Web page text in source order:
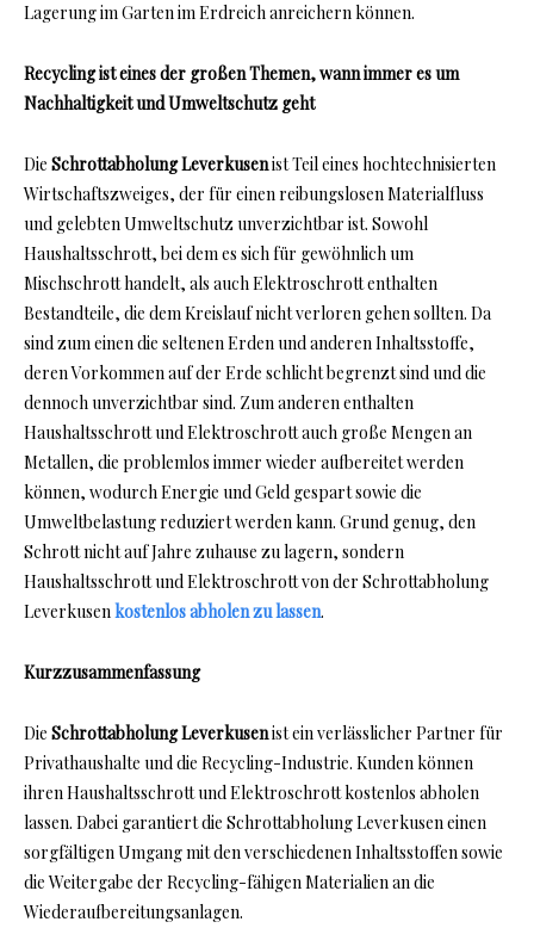
Lagerung im Garten im Erdreich anreichern können.
Recycling ist eines der großen Themen, wann immer es um
Nachhaltigkeit und Umweltschutz geht
Die Schrottabholung Leverkusenist Teil eines hochtechnisierten
Wirtschaftszweiges, der für einen reibungslosen Materialfluss
und gelebten Umweltschutz unverzichtbar ist. Sowohl
Haushaltsschrott, bei dem es sich für gewöhnlich um
Mischschrott handelt, als auch Elektroschrott enthalten
Bestandteile, die dem Kreislauf nicht verloren gehen sollten. Da
sind zum einen die seltenen Erden und anderen Inhaltsstoffe,
deren Vorkommen auf der Erde schlicht begrenzt sind und die
dennoch unverzichtbar sind. Zum anderen enthalten
Haushaltsschrott und Elektroschrott auch große Mengen an
Metallen, die problemlos immer wieder aufbereitet werden
können, wodurch Energie und Geld gespart sowie die
Umweltbelastung reduziert werden kann. Grund genug, den
Schrott nicht auf Jahre zuhause zu lagern, sondern
Haushaltsschrott und Elektroschrott von der Schrottabholung
Leverkusenkostenlos abholen zu lassen.
Kurzzusammenfassung
Die Schrottabholung Leverkusenist ein verlässlicher Partner für
Privathaushalte und die Recycling-Industrie. Kunden können
ihren Haushaltsschrott und Elektroschrott kostenlos abholen
lassen. Dabei garantiert die Schrottabholung Leverkusen einen
sorgfältigen Umgang mit den verschiedenen Inhaltsstoffen sowie
die Weitergabe der Recycling-fähigen Materialien an die
Wiederaufbereitungsanlagen.